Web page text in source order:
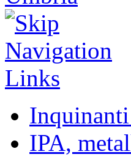
IPA,